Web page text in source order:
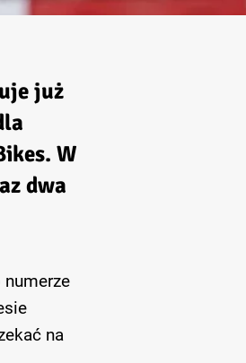
już
W
dwa
na